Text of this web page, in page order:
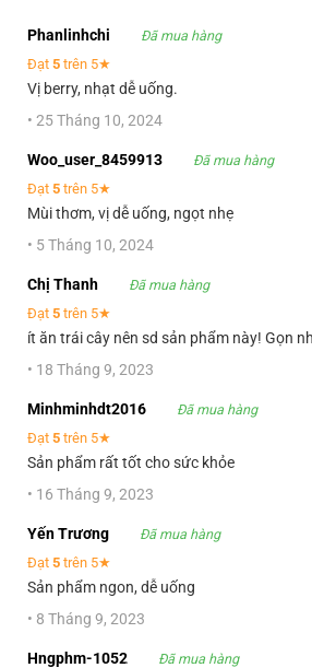
Phanlinhchi
Đã mua hàng
Đạt 5 trên 5★
Vị berry, nhạt dễ uống.
• 25 Tháng 10, 2024
Woo_user_8459913
Đã mua hàng
Đạt 5 trên 5★
Mùi thơm, vị dễ uống, ngọt nhẹ
• 5 Tháng 10, 2024
Chị Thanh
Đã mua hàng
Đạt 5 trên 5★
ít ăn trái cây nên sd sản phẩm này! Gọn
• 18 Tháng 9, 2023
Minhminhdt2016
Đã mua hàng
Đạt 5 trên 5★
Sản phẩm rất tốt cho sức khỏe
• 16 Tháng 9, 2023
Yến Trương
Đã mua hàng
Đạt 5 trên 5★
Sản phẩm ngon, dễ uống
• 8 Tháng 9, 2023
Hngphm-1052
Đã mua hàng